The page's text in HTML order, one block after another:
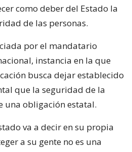
como deber del Estado la
de las personas.
por el mandatario
instancia en la que
busca dejar establecido
que la seguridad de la
una obligación estatal.
va a decir en su propia
a su gente no es una